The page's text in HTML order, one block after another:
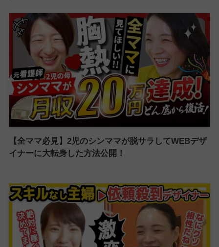
【全ママ必見】2児のシンママが脱サラしてWEBデザ
イナーに大転身した方法公開！